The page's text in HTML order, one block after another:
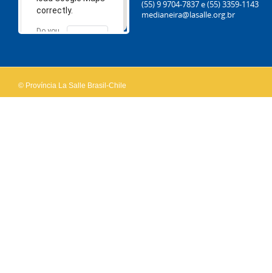
correctly.
Do you
OK
(55) 9 9704-7837e (55) 3359-1143
medianeira@lasalle.org.br
© Província La Salle Brasil-Chile